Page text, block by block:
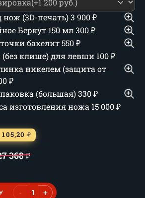
(3D-печать)3 900₽
Беркут 150 мл300₽
бакелит550₽
клише) для левши 100₽
никелем (защита от
₽
(большая)330₽
изготовления ножа 15 000₽
105,20 ₽
368₽
- +